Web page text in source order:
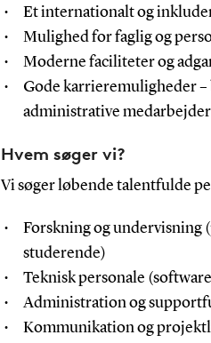
Et internationalt og
Mulighed for faglig og
Moderne faciliteter og
Gode karrieremuligheder
administrative
Hvem søger vi?
Vi søger løbende talentfulde
Forskning og undervisning
studerende)
Teknisk personale
Administration og
Kommunikation og